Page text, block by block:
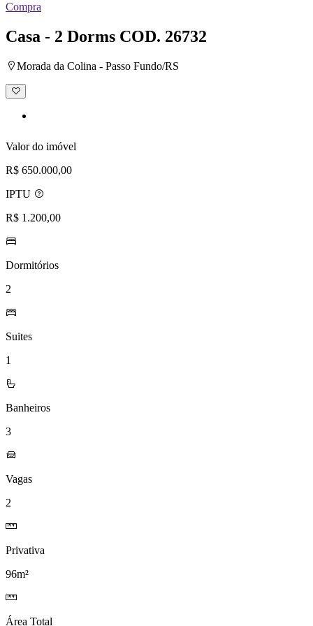
Compra
Casa - 2 Dorms COD. 26732
Morada da Colina - Passo Fundo/RS
Adicionar
à
Valor do imóvel
R$ 650.000,00
IPTU
R$ 1.200,00
Dormitórios
2
Suites
1
Banheiros
3
Vagas
2
Privativa
96m²
Área Total